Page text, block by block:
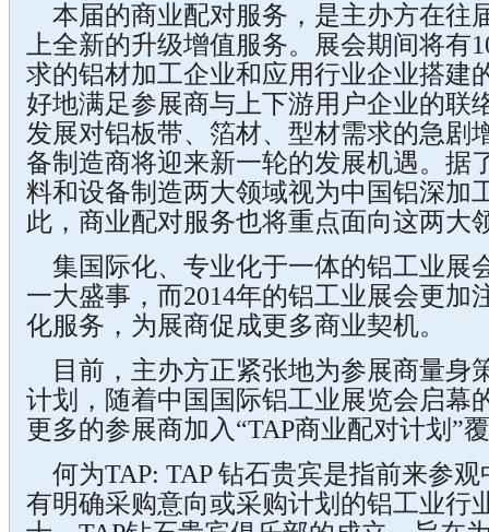
本届的商业配对服务，是主办方在往
上全新的升级增值服务。展会期间将有
求的铝材加工企业和应用行业企业搭建
好地满足参展商与上下游用户企业的联
发展对铝板带、箔材、型材需求的急剧
备制造商将迎来新一轮的发展机遇。据
料和设备制造两大领域视为中国铝深加
此，商业配对服务也将重点面向这两大
集国际化、专业化于一体的铝工业展
一大盛事，而2014年的铝工业展会更加
化服务，为展商促成更多商业契机。
目前，主办方正紧张地为参展商量身
计划，随着中国国际铝工业展览会启幕
更多的参展商加入“TAP商业配对计划”
何为TAP: TAP 钻石贵宾是指前来参
有明确采购意向或采购计划的铝工业行